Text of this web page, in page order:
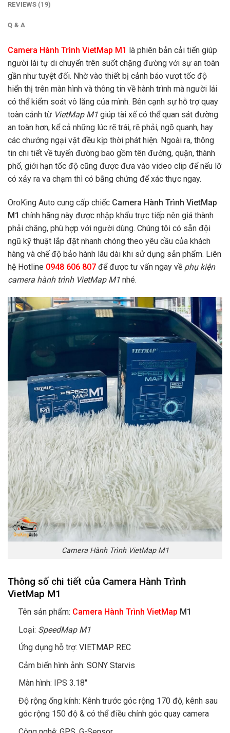
REVIEWS (19)
Q & A
Camera Hành Trình VietMap M1
là phiên bản cải tiến giúp
người lái tự di chuyển trên suốt chặng đường với sự an toàn
gần như tuyệt đối. Nhờ vào thiết bị cảnh báo vượt tốc độ
hiển thị trên màn hình và thông tin về hành trình mà người lái
có thể kiểm soát vô lăng của mình. Bên cạnh sự hỗ trợ quay
toàn cảnh từ VietMap M1 giúp tài xế có thể quan sát đường
an toàn hơn, kể cả những lúc rẽ trái, rẽ phải, ngõ quanh, hay
các chướng ngại vật đều kịp thời phát hiện. Ngoài ra, thông
tin chi tiết về tuyến đường bao gồm tên đường, quận, thành
phố, giới hạn tốc độ cũng được đưa vào video clip để nếu lỡ
có xảy ra va chạm thì có bằng chứng để xác thực ngay.
OroKing Auto cung cấp chiếc Camera Hành Trình VietMap
M1 chính hãng này được nhập khẩu trực tiếp nên giá thành
phải chăng, phù hợp với người dùng. Chúng tôi có sẵn đội
ngũ kỹ thuật lắp đặt nhanh chóng theo yêu cầu của khách
hàng và chế độ bảo hành lâu dài khi sử dụng sản phẩm. Liên
hệ Hotline 0948 606 807 để được tư vấn ngay về phụ kiện
camera hành trình VietMap M1 nhé.
Camera Hành Trình VietMap M1
Thông số chi tiết của Camera Hành Trình
VietMap M1
Tên sản phẩm: Camera Hành Trình VietMap M1
Loại: SpeedMap M1
Ứng dụng hỗ trợ: VIETMAP REC
Cảm biến hình ảnh: SONY Starvis
Màn hình: IPS 3.18″
Độ rộng ống kính: Kênh trước góc rộng 170 độ, kênh sau
góc rộng 150 độ & có thể điều chỉnh góc quay camera